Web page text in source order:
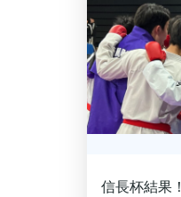
信長杯結果！